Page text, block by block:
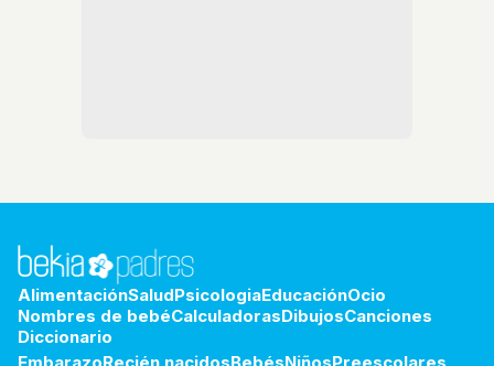
AlimentaciónSaludPsicologiaEducaciónOcio
Nombres de bebéCalculadorasDibujosCanciones
Diccionario